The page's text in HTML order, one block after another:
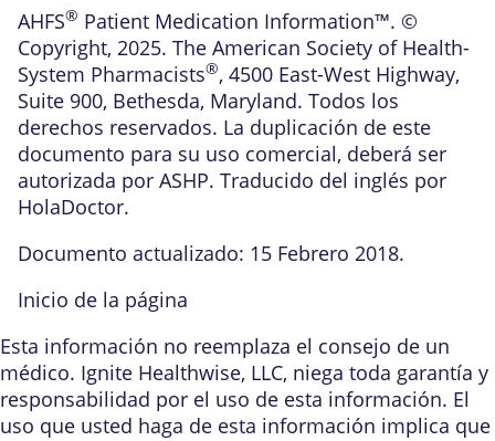
AHFS® Patient Medication Information™. ©
Copyright, 2025. The American Society of Health-
System Pharmacists®, 4500 East-West Highway,
Suite 900, Bethesda, Maryland. Todos los
derechos reservados. La duplicación de este
documento para su uso comercial, deberá ser
autorizada por ASHP. Traducido del inglés por
HolaDoctor.
Documento actualizado: 15 Febrero 2018.
Inicio de la página
Esta información no reemplaza el consejo de un
médico. Ignite Healthwise, LLC, niega toda garantía y
responsabilidad por el uso de esta información. El
uso que usted haga de esta información implica que